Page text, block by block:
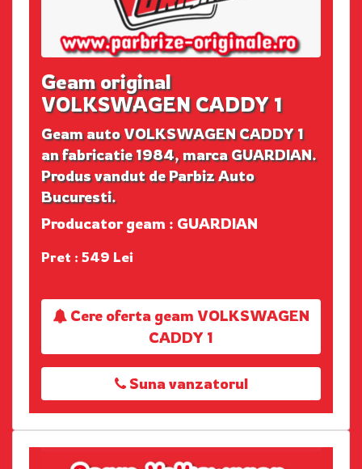
Geam original
VOLKSWAGEN CADDY 1
Geam auto VOLKSWAGEN CADDY 1
an fabricatie 1984, marca GUARDIAN.
Produs vandut de Parbiz Auto
Bucuresti.
Producator geam : GUARDIAN
Pret : 549 Lei
Cere oferta geam VOLKSWAGEN
CADDY 1
Suna vanzatorul